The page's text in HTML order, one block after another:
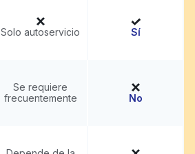
Solo autoservicio Sí
Se requiere
frecuentemente
No